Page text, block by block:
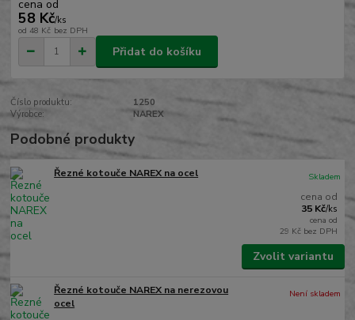
cena od
58 Kč/ks
od 48 Kč bez DPH
Přidat do košíku
Číslo produktu:
1250
Výrobce:
NAREX
Podobné produkty
Řezné kotouče NAREX na ocel
cena od
35 Kč/ks
cena od
29 Kč bez DPH
Skladem
Zvolit variantu
Řezné kotouče NAREX na nerezovou
ocel
Není skladem